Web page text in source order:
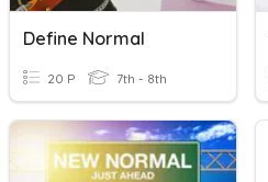
Define Normal
20 P 7th - 8th